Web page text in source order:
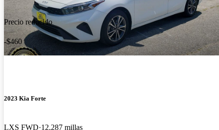
Precio reducido
-$460
2023 Kia Forte
LXS FWD 12,287 millas